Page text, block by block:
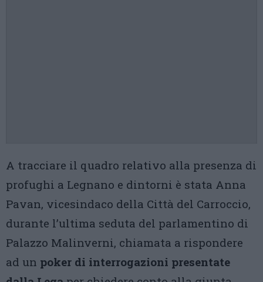
A tracciare il quadro relativo alla presenza di
profughi a Legnano e dintorni è stata Anna
Pavan, vicesindaco della Città del Carroccio,
durante l’ultima seduta del parlamentino di
Palazzo Malinverni, chiamata a rispondere
ad un poker di interrogazioni presentate